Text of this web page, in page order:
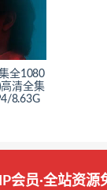
全1080
清全集
8.63G
会员·全站资源